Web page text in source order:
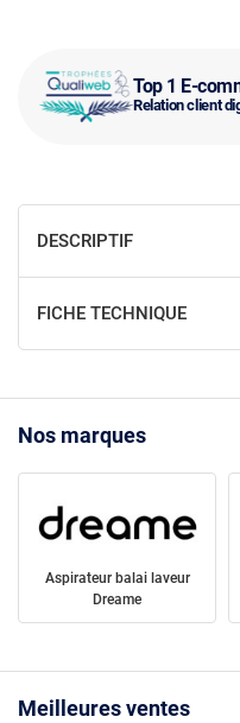
Top 1 E-
Relation client
DESCRIPTIF
FICHE TECHNIQUE
Nos marques
Aspirateur balai laveur
Dreame
Meilleures ventes